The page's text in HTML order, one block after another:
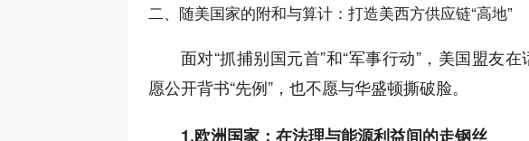
二、随美国家的附和与算计：打造美西方供应链“高地”
面对“抓捕别国元首”和“军事行动”，美国盟友
愿公开背书“先例”，也不愿与华盛顿撕破脸。
1.欧洲国家：在法理与能源利益间的走钢丝